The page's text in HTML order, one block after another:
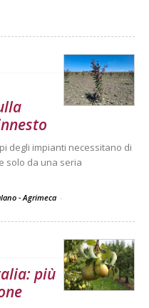
degli impianti necessitano di
solo da una seria
- Agrimeca -
più